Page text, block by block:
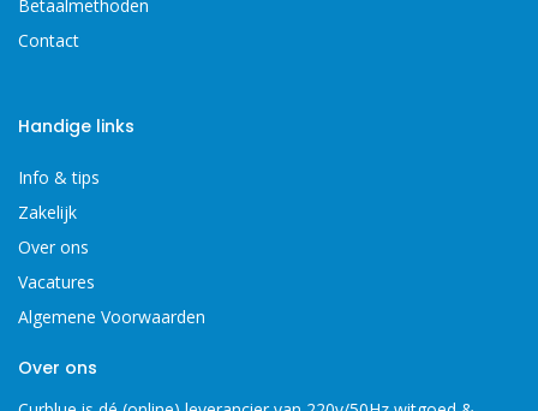
Betaalmethoden
Contact
Handige links
Info & tips
Zakelijk
Over ons
Vacatures
Algemene Voorwaarden
Over ons